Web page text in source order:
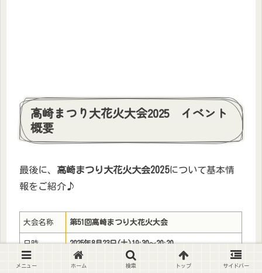
高崎まつり大花火大会2025 イベント
概要
最後に、 高崎まつり大花火大会2025について基本情
報をご紹介♪
大会名称 第51回高崎まつり大花火大会
日時 2025年8月23日(土)19:30～20:20
場所 烏川和田橋上流河川敷
メニュー ホーム 検索 トップ サイドバー